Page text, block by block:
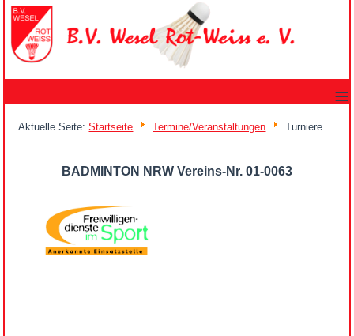
≡
Aktuelle Seite:Startseite Termine/Veranstaltungen Turniere
BADMINTON NRW Vereins-Nr. 01-0063